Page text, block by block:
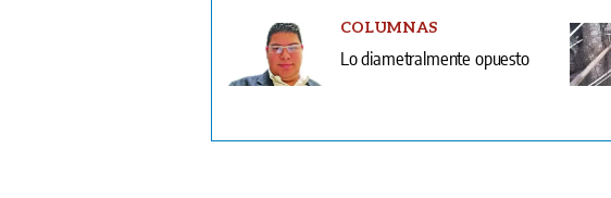
COLUMNAS
Lo diametralmente opuesto